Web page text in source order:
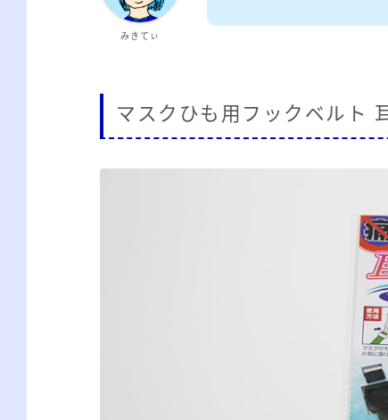
みきてぃ
マスクひも用フックベルト